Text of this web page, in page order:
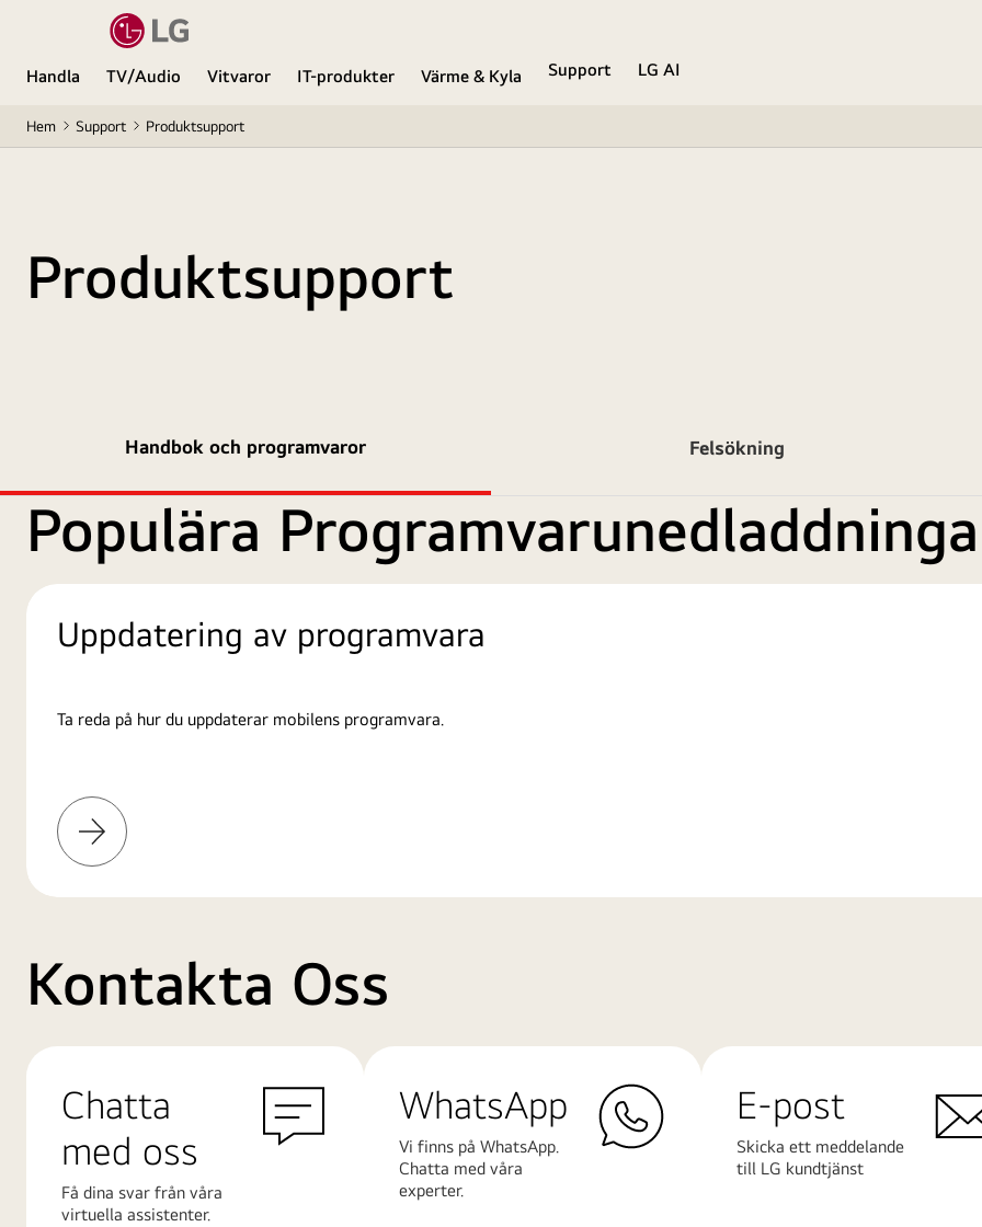
Handla TV/Audio Vitvaror IT-produkter Värme & Kyla Support LG AI
Hem Support Produktsupport
Produktsupport
Handbok och programvaror Felsökning
Populära
Uppdatering av programvara
Ta reda på hur du uppdaterar mobilens programvara.
Läs
mer
Kontakta Oss
Chatta
med oss
Få dina svar från våra
virtuella assistenter.
WhatsApp
Vi finns på WhatsApp.
Chatta med våra
experter.
E-post
Skicka ett meddelande
till LG kundtjänst